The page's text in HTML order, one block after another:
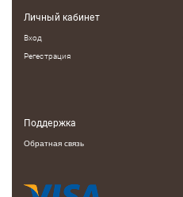
Личный кабинет
Вход
Регестрация
Поддержка
Обратная связь